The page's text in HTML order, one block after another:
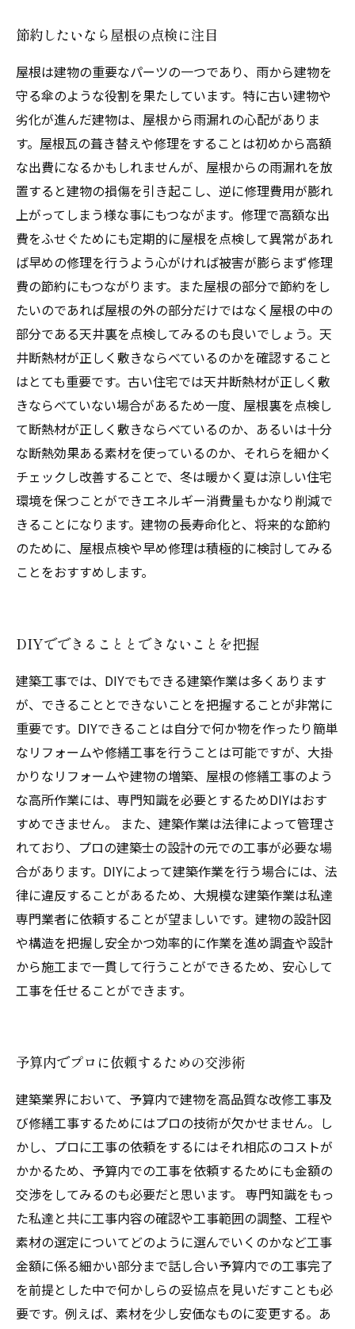
節約したいなら屋根の点検に注目
屋根は建物の重要なパーツの一つであり、雨から建物を
守る傘のような役割を果たしています。特に古い建物や
劣化が進んだ建物は、屋根から雨漏れの心配がありま
す。屋根瓦の葺き替えや修理をすることは初めから高額
な出費になるかもしれませんが、屋根からの雨漏れを放
置すると建物の損傷を引き起こし、逆に修理費用が膨れ
上がってしまう様な事にもつながます。修理で高額な出
費をふせぐためにも定期的に屋根を点検して異常があれ
ば早めの修理を行うよう心がければ被害が膨らまず修理
費の節約にもつながります。また屋根の部分で節約をし
たいのであれば屋根の外の部分だけではなく屋根の中の
部分である天井裏を点検してみるのも良いでしょう。天
井断熱材が正しく敷きならべているのかを確認すること
はとても重要です。古い住宅では天井断熱材が正しく敷
きならべていない場合があるため一度、屋根裏を点検し
て断熱材が正しく敷きならべているのか、あるいは十分
な断熱効果ある素材を使っているのか、それらを細かく
チェックし改善することで、冬は暖かく夏は涼しい住宅
環境を保つことができエネルギー消費量もかなり削減で
きることになります。建物の長寿命化と、将来的な節約
のために、屋根点検や早め修理は積極的に検討してみる
ことをおすすめします。
DIYでできることとできないことを把握
建築工事では、DIYでもできる建築作業は多くあります
が、できることとできないことを把握することが非常に
重要です。DIYできることは自分で何か物を作ったり簡単
なリフォームや修繕工事を行うことは可能ですが、大掛
かりなリフォームや建物の増築、屋根の修繕工事のよう
な高所作業には、専門知識を必要とするためDIYはおす
すめできません。 また、建築作業は法律によって管理さ
れており、プロの建築士の設計の元での工事が必要な場
合があります。DIYによって建築作業を行う場合には、法
律に違反することがあるため、大規模な建築作業は私達
専門業者に依頼することが望ましいです。建物の設計図
や構造を把握し安全かつ効率的に作業を進め調査や設計
から施工まで一貫して行うことができるため、安心して
工事を任せることができます。
予算内でプロに依頼するための交渉術
建築業界において、予算内で建物を高品質な改修工事及
び修繕工事するためにはプロの技術が欠かせません。し
かし、プロに工事の依頼をするにはそれ相応のコストが
かかるため、予算内での工事を依頼するためにも金額の
交渉をしてみるのも必要だと思います。 専門知識をもっ
た私達と共に工事内容の確認や工事範囲の調整、工程や
素材の選定についてどのように選んでいくのかなど工事
金額に係る細かい部分まで話し合い予算内での工事完了
を前提とした中で何かしらの妥協点を見いだすことも必
要です。例えば、素材を少し安価なものに変更する。あ